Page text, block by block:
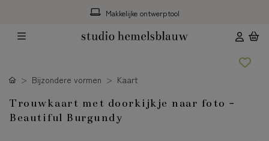
Makkelijke ontwerptool
Bijzondere vormen Kaart
Trouwkaart met doorkijkje naar foto -
Beautiful Burgundy